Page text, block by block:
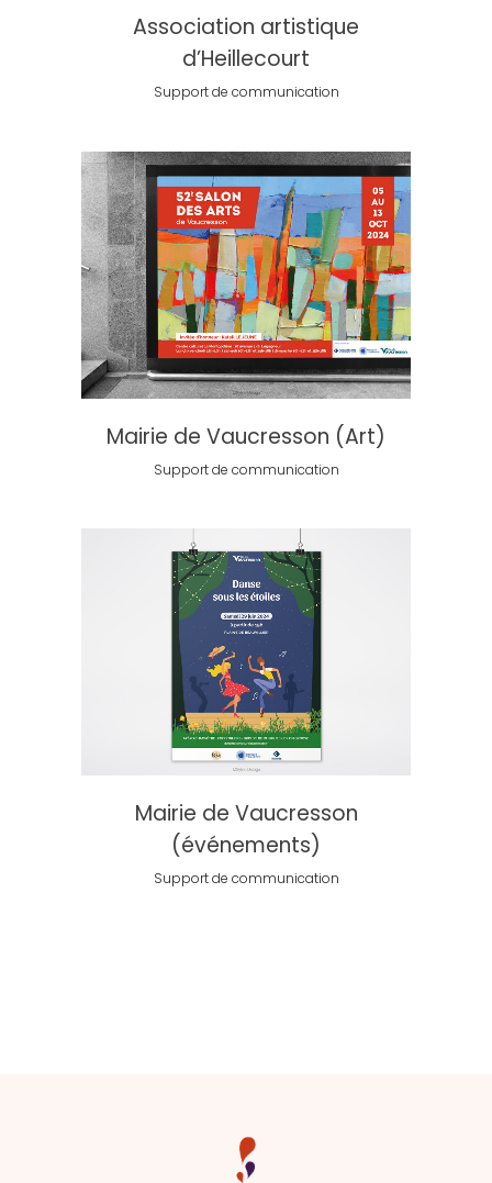
Association artistique
d’Heillecourt
Support de communication
Mairie de Vaucresson (Art)
Support de communication
Mairie de Vaucresson
(événements)
Support de communication